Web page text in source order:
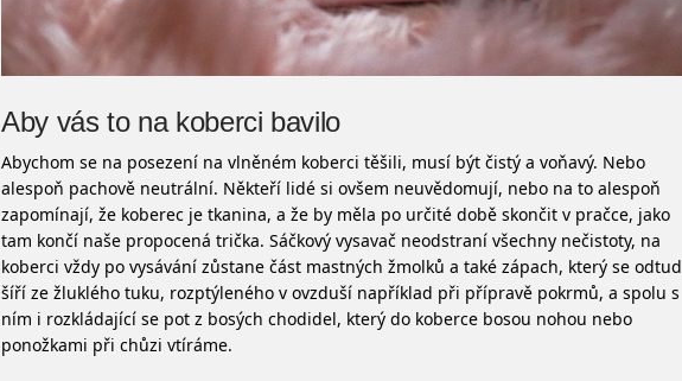
Aby vás to na koberci bavilo
Abychom se na posezení na vlněném koberci těšili, musí být čistý a voňavý. Nebo
alespoň pachově neutrální. Někteří lidé si ovšem neuvědomují, nebo na to alespoň
zapomínají, že koberec je tkanina, a že by měla po určité době skončit v pračce, jako
tam končí naše propocená trička. Sáčkový vysavač neodstraní všechny nečistoty, na
koberci vždy po vysávání zůstane část mastných žmolků a také zápach, který se odtud
šíří ze žluklého tuku, rozptýleného v ovzduší například při přípravě pokrmů, a spolu s
ním i rozkládající se pot z bosých chodidel, který do koberce bosou nohou nebo
ponožkami při chůzi vtíráme.